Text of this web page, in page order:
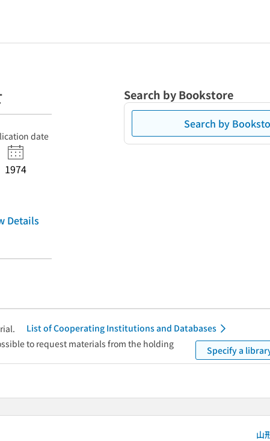
date
1974
Details
Search by Bookstore
Search by
List of Cooperating Institutions and Databases
to request materials from the holding
Specify a
山